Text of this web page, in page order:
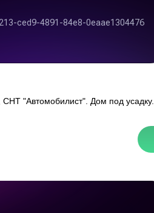
СНТ "Автомобилист". Дом под усадку.